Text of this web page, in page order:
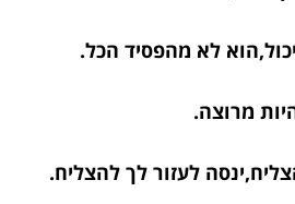
לא מהפסיד הכל.
מרוצה.
לעזור לך להצליח.